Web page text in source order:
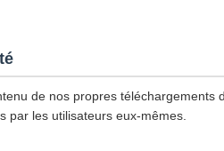
de nos propres téléchargements
par les utilisateurs eux-mêmes.